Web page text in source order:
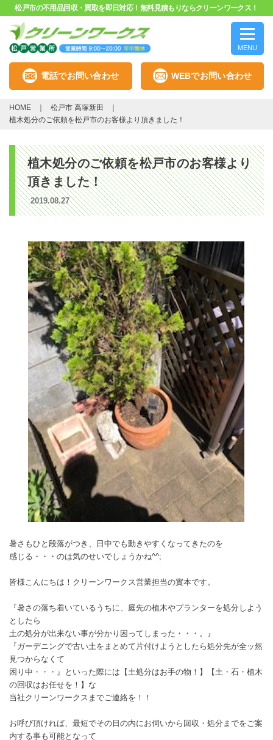
松戸市の不用品回収・買取を即日対応！無料見積もりならクリーンワークス！
MENU
電話でお問い合わせ WEBでお問い合わせ
HOME
松戸市 高塚新田
植木処分のご依頼を松戸市のお客様より頂きました！
植木処分のご依頼を松戸市のお客様より
頂きました！
2019.08.27
暑さもひと段落がつき、日中でも動きやすくなってきたのを
感じる・・・のは気のせいでしょうかね^^;
皆様こんにちは！クリーンワークス営業担当の實本です。
『暑さの落ち着いているうちに、庭先の植木やプランターを処分しよう
としたら
土の処分が出来ない事が分かり困ってしまった・・・。』
『ガーデニングで古い土をまとめて片付けようとしたら処分先が全ッ然
見つからなくて
困り中・・・』といった際には【土処分はお手の物！】【土・石・植木
の回収はお任せを！】な
当社クリーンワークスまでご連絡を！！
お呼び頂ければ、最短でその日の内にお伺いから回収・処分までをご案
内する事も可能となって